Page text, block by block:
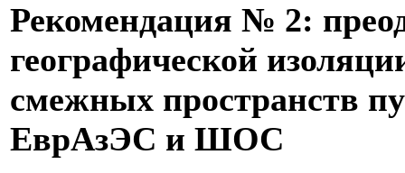
Рекомендация № 2: п
географической
смежных пространств
ЕврАзЭС и ШОС